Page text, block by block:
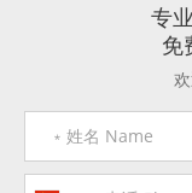
专
免